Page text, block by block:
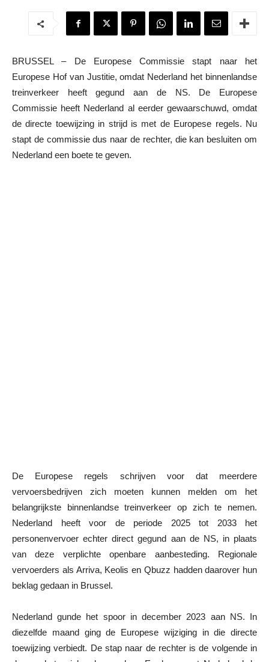
BRUSSEL – De Europese Commissie stapt naar het
Europese Hof van Justitie, omdat Nederland het binnenlandse
treinverkeer heeft gegund aan de NS. De Europese
Commissie heeft Nederland al eerder gewaarschuwd, omdat
de directe toewijzing in strijd is met de Europese regels. Nu
stapt de commissie dus naar de rechter, die kan besluiten om
Nederland een boete te geven.
De Europese regels schrijven voor dat meerdere
vervoersbedrijven zich moeten kunnen melden om het
belangrijkste binnenlandse treinverkeer op zich te nemen.
Nederland heeft voor de periode 2025 tot 2033 het
personenvervoer echter direct gegund aan de NS, in plaats
van deze verplichte openbare aanbesteding. Regionale
vervoerders als Arriva, Keolis en Qbuzz hadden daarover hun
beklag gedaan in Brussel.
Nederland gunde het spoor in december 2023 aan NS. In
diezelfde maand ging de Europese wijziging in die directe
toewijzing verbiedt. De stap naar de rechter is de volgende in